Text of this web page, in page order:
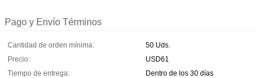
Pago y Envío Términos
Cantidad de orden mínima:
50 Uds.
Precio:
USD61
Tiempo de entrega:
Dentro de los 30 días